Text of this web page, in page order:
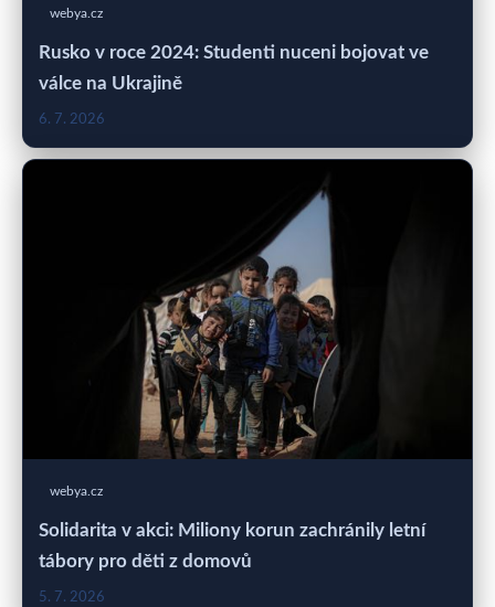
webya.cz
Rusko v roce 2024: Studenti nuceni bojovat ve
válce na Ukrajině
6. 7. 2026
webya.cz
Solidarita v akci: Miliony korun zachránily letní
tábory pro děti z domovů
5. 7. 2026